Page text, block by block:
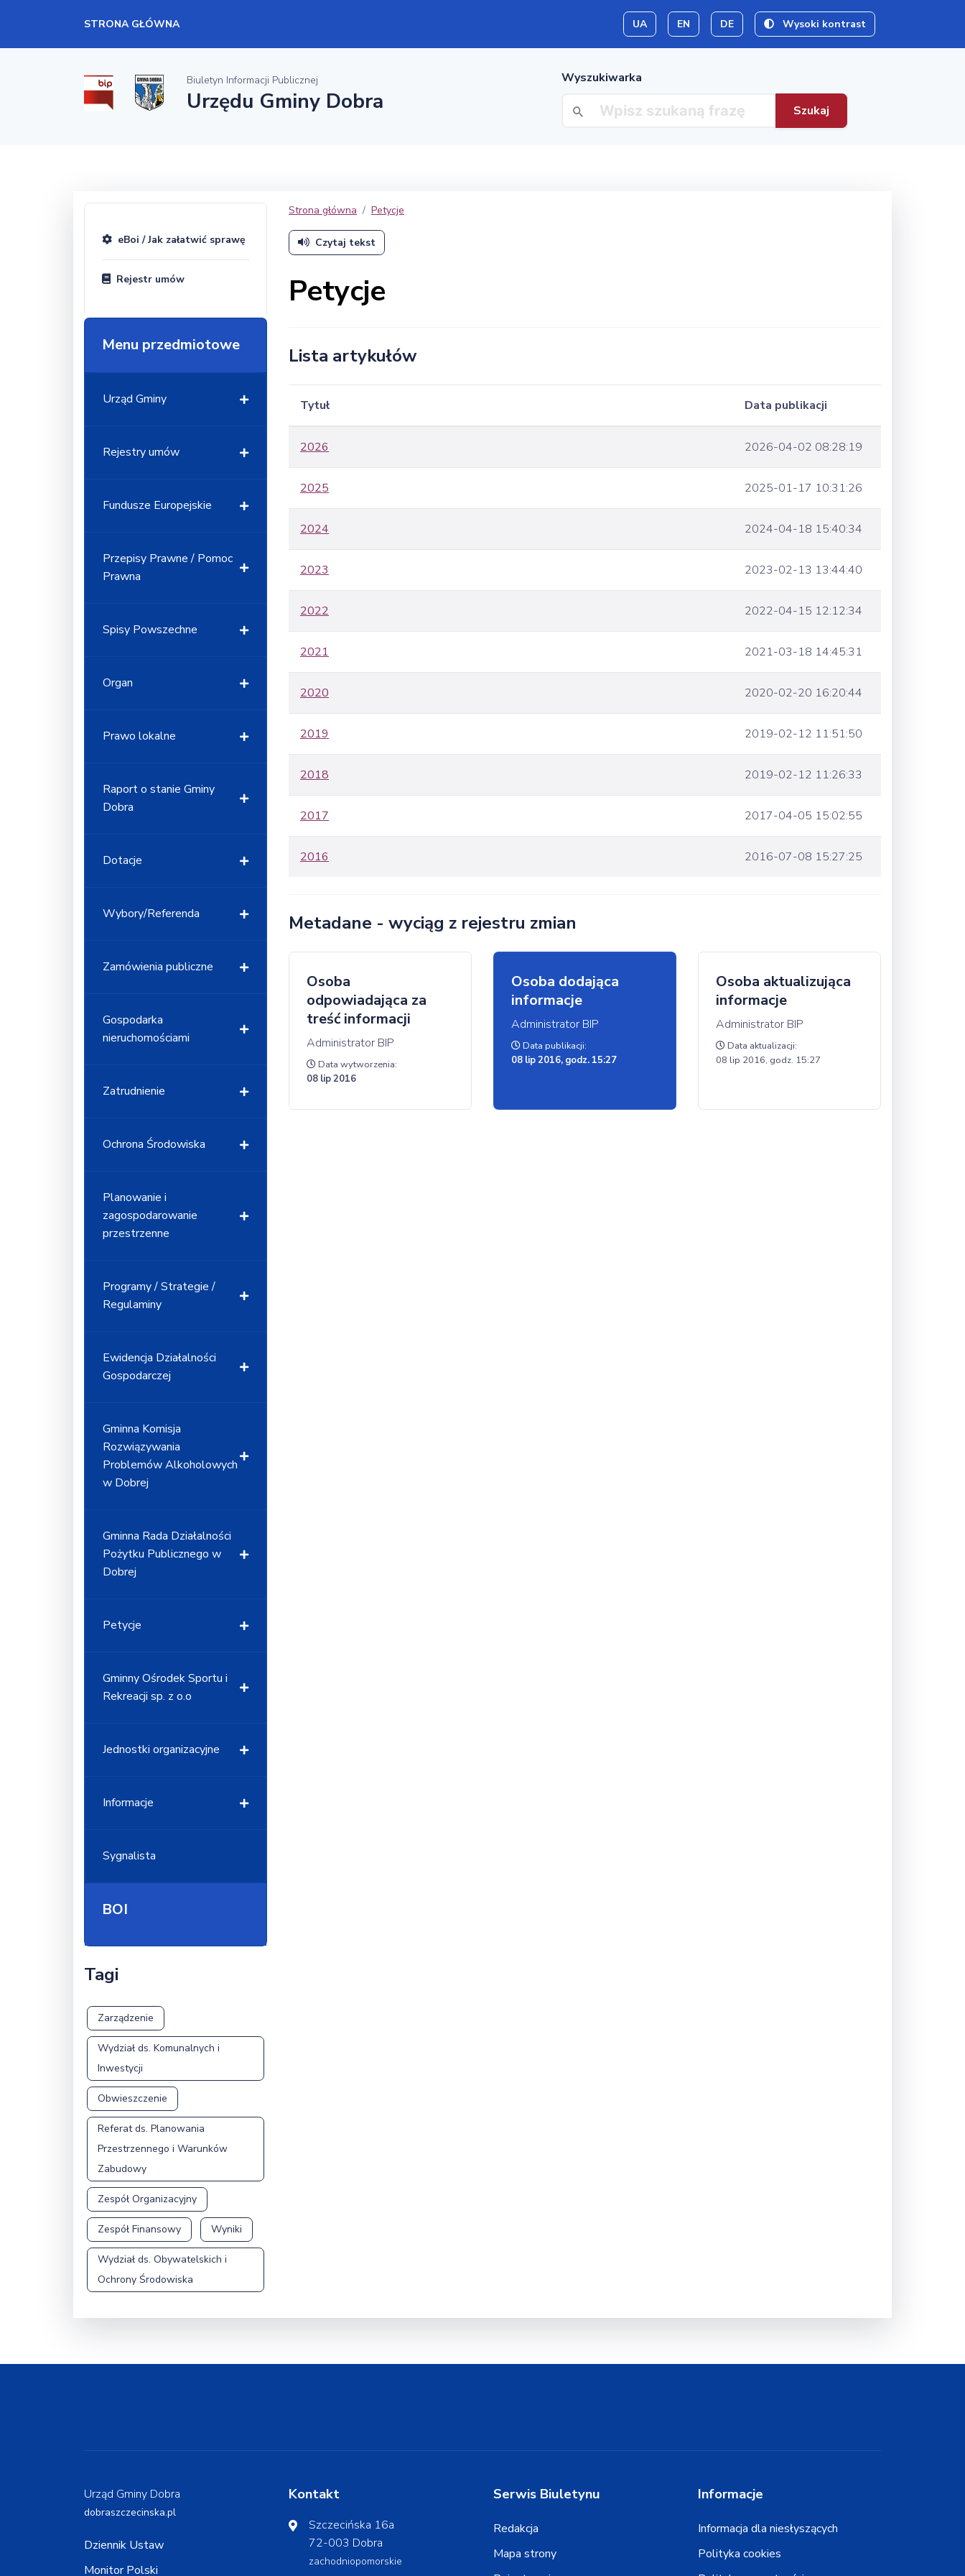
STRONA GŁÓWNA UA EN DE Wysoki kontrast
Biuletyn Informacji Publicznej
Urzędu Gminy Dobra
Wyszukiwarka
Szukaj
eBoi / Jak załatwić sprawę
Rejestr umów
Menu przedmiotowe
Urząd Gminy
Rejestry umów
Fundusze Europejskie
Przepisy Prawne / Pomoc
Prawna
Spisy Powszechne
Organ
Prawo lokalne
Raport o stanie Gminy
Dobra
Dotacje
Wybory/Referenda
Zamówienia publiczne
Gospodarka
nieruchomościami
Zatrudnienie
Ochrona Środowiska
Planowanie i
zagospodarowanie
przestrzenne
Programy / Strategie /
Regulaminy
Ewidencja Działalności
Gospodarczej
Gminna Komisja
Rozwiązywania
Problemów Alkoholowych
w Dobrej
Gminna Rada Działalności
Pożytku Publicznego w
Dobrej
Petycje
Gminny Ośrodek Sportu i
Rekreacji sp. z o.o
Jednostki organizacyjne
Informacje
Sygnalista
BOI
Tagi
Zarządzenie
Wydział ds. Komunalnych i
Inwestycji
Obwieszczenie
Referat ds. Planowania
Przestrzennego i Warunków
Zabudowy
Zespół Organizacyjny
Zespół Finansowy Wyniki
Wydział ds. Obywatelskich i
Ochrony Środowiska
Strona główna Petycje
Czytaj tekst
Petycje
Lista artykułów
Tytuł Data publikacji
2026 2026-04-02 08:28:19
2025 2025-01-17 10:31:26
2024 2024-04-18 15:40:34
2023 2023-02-13 13:44:40
2022 2022-04-15 12:12:34
2021 2021-03-18 14:45:31
2020 2020-02-20 16:20:44
2019 2019-02-12 11:51:50
2018 2019-02-12 11:26:33
2017 2017-04-05 15:02:55
2016 2016-07-08 15:27:25
Metadane - wyciąg z rejestru zmian
Osoba
odpowiadająca za
treść informacji
Administrator BIP
Data wytworzenia:
08 lip 2016
Osoba dodająca
informacje
Administrator BIP
Data publikacji:
08 lip 2016, godz. 15:27
Osoba aktualizująca
informacje
Administrator BIP
Data aktualizacji:
08 lip 2016, godz. 15:27
Urząd Gminy Dobra
dobraszczecinska.pl
Dziennik Ustaw
Monitor Polski
Kontakt
Szczecińska 16a
72-003 Dobra
zachodniopomorskie
Serwis Biuletynu
Redakcja
Mapa strony
Informacje
Informacja dla niesłyszących
Polityka cookies